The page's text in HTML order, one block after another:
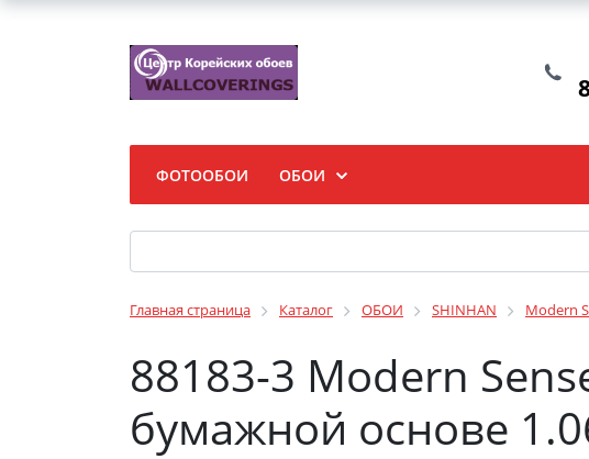
ФОТООБОИ ОБОИ
Главная страница Каталог ОБОИ SHINHAN Modern
88183-3 Modern
бумажной основе